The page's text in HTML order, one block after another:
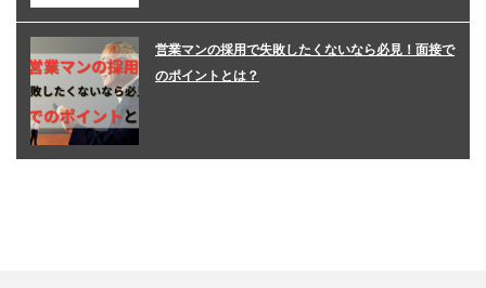
営業マンの採用で失敗したくないなら必見！面接で
のポイントとは？